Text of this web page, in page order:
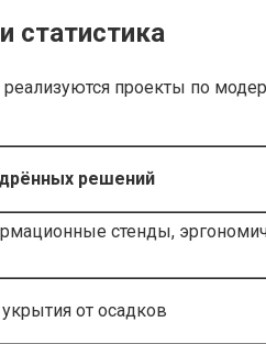
статистика
проекты по
решений
стенды,
от осадков